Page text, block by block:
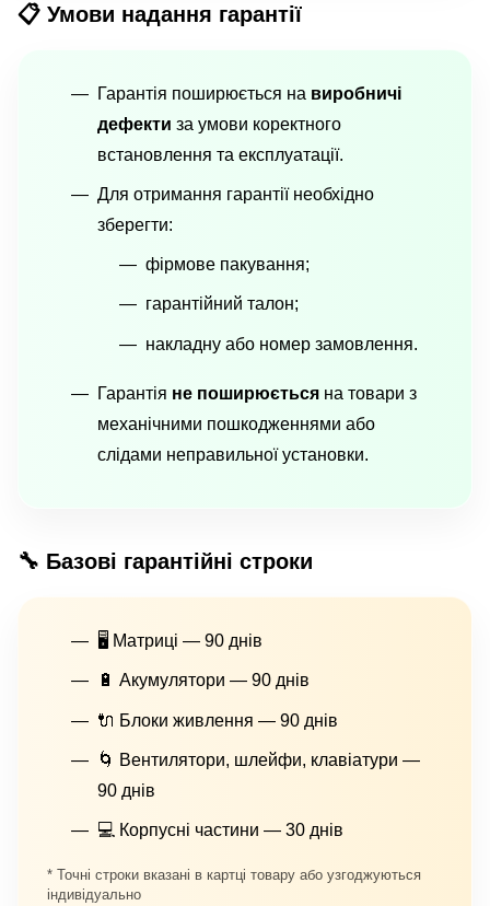
📋 Умови надання гарантії
Гарантія поширюється на виробничі
дефекти за умови коректного
встановлення та експлуатації.
Для отримання гарантії необхідно
зберегти:
фірмове пакування;
гарантійний талон;
накладну або номер замовлення.
Гарантія не поширюється на товари з
механічними пошкодженнями або
слідами неправильної установки.
🔧 Базові гарантійні строки
🖥 Матриці — 90 днів
🔋 Акумулятори — 90 днів
🔌 Блоки живлення — 90 днів
🌀 Вентилятори, шлейфи, клавіатури —
90 днів
💻 Корпусні частини — 30 днів
* Точні строки вказані в картці товару або узгоджуються
індивідуально